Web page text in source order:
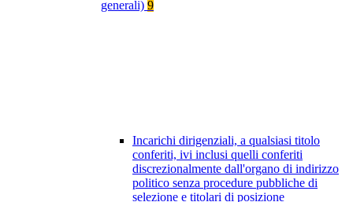
generali) 9
Incarichi dirigenziali, a qualsiasi titolo
conferiti, ivi inclusi quelli conferiti
discrezionalmente dall'organo di indirizzo
politico senza procedure pubbliche di
selezione e titolari di posizione